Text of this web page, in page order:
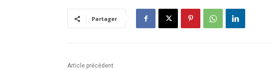
Partager
Article précédent